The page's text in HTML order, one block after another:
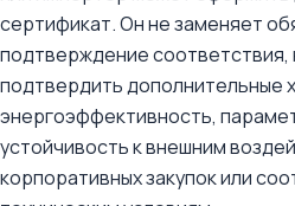
сертификат. Он не заменяет
подтверждение соответствия,
подтвердить дополнительные
энергоэффективность,
устойчивость к внешним
корпоративных закупок или